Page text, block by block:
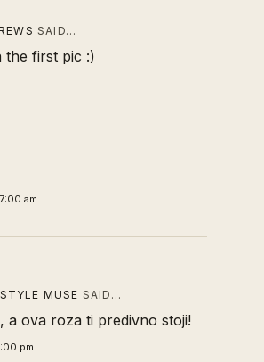
SAID…
the first pic :)
am
MUSE SAID…
a ova roza ti predivno stoji!
pm